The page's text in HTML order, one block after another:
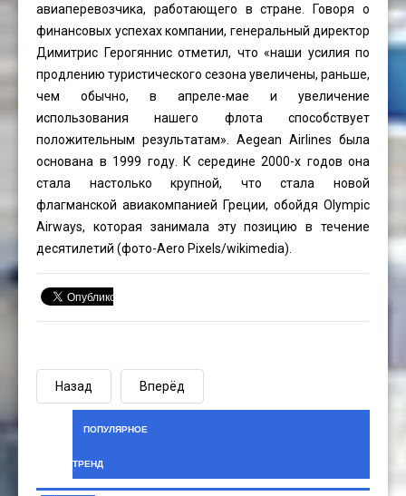
авиаперевозчика, работающего в стране. Говоря о
финансовых успехах компании, генеральный директор
Димитрис Герогяннис отметил, что «наши усилия по
продлению туристического сезона увеличены, раньше,
чем обычно, в апреле-мае и увеличение
использования нашего флота способствует
положительным результатам». Aegean Airlines была
основана в 1999 году. К середине 2000-х годов она
стала настолько крупной, что стала новой
флагманской авиакомпанией Греции, обойдя Olympic
Airways, которая занимала эту позицию в течение
десятилетий (фото-Aero Pixels/wikimedia).
Назад Вперёд
ПОПУЛЯРНОЕ
ТРЕНД